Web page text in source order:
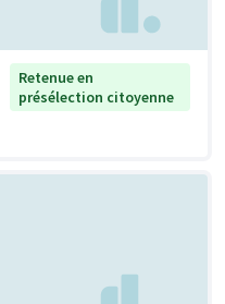
Retenue en
présélection citoyenne